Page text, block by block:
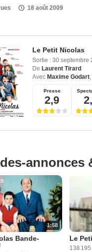
18 août 2009
Le Petit Nicolas
Sortie : 30 septembre
De Laurent Tirard
Avec Maxime Godart,
Presse
2,9
annonces
1:58
Bande-
Le
138